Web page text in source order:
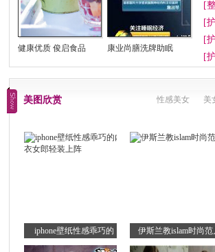
健康优质 俊启食品 康业尚膳洗牌助眠
[
[
[
[
美图欣赏 性感美女 美
iphone壁纸性感乖巧的 伊斯兰教islam时尚范